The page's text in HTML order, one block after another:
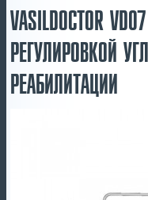
VASILDOCTOR
РЕГУЛИРОВКОЙ
РЕАБИЛИТАЦИИ